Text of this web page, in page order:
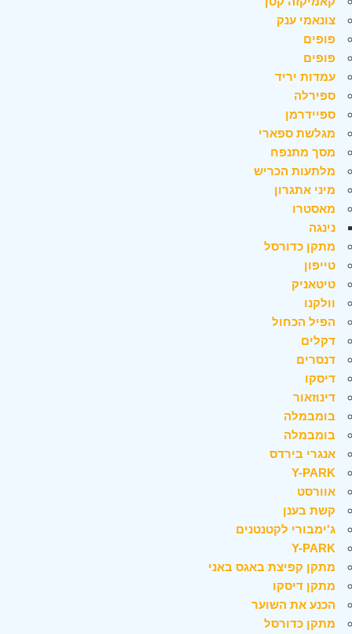
צונאמי ענק
פופים
פופים
עמדות יריד
ספירלה
ספיידרמן
מגלשת ספארי
מסך מתנפח
מלתעות הכריש
מיני אתגרון
מאסטרו
נינגה
מתקן כדורסל
טייפון
טיטאניק
וולקנו
הפיל הכחול
דקלים
דנסרים
דיסקו
דינוזאור
בומבמלה
בומבמלה
אנגרי בירדס
Y-PARK
אוורסט
קשת בענן
ג'ימבורי לקטנטנים
Y-PARK
מתקן קפיצת באגס באני
מתקן דיסקו
הכנע את השוער
מתקן כדורסל